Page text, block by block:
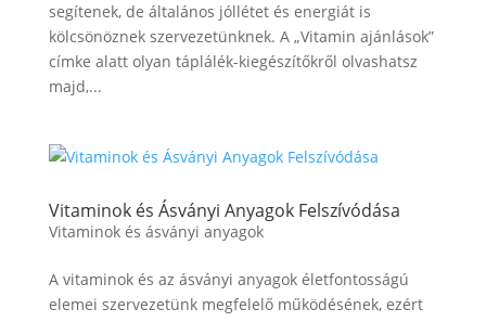
segítenek, de általános jóllétet és energiát is
kölcsönöznek szervezetünknek. A „Vitamin ajánlások”
címke alatt olyan táplálék-kiegészítőkről olvashatsz
majd,...
Vitaminok és Ásványi Anyagok Felszívódása
Vitaminok és ásványi anyagok
A vitaminok és az ásványi anyagok életfontosságú
elemei szervezetünk megfelelő működésének, ezért